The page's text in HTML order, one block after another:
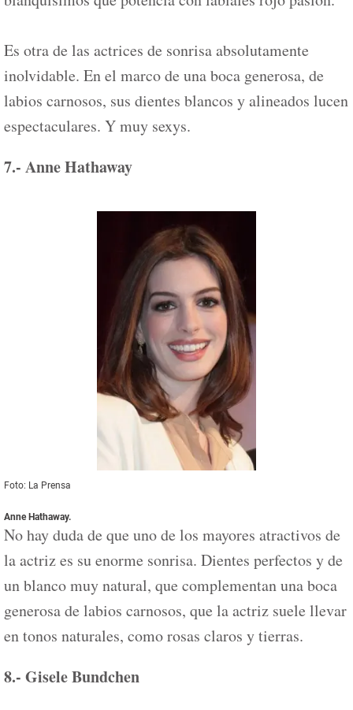
Es otra de las actrices de sonrisa absolutamente
inolvidable. En el marco de una boca generosa, de
labios carnosos, sus dientes blancos y alineados lucen
espectaculares. Y muy sexys.
7.- Anne Hathaway
Foto: La Prensa
Anne Hathaway.
No hay duda de que uno de los mayores atractivos de
la actriz es su enorme sonrisa. Dientes perfectos y de
un blanco muy natural, que complementan una boca
generosa de labios carnosos, que la actriz suele llevar
en tonos naturales, como rosas claros y tierras.
8.- Gisele Bundchen